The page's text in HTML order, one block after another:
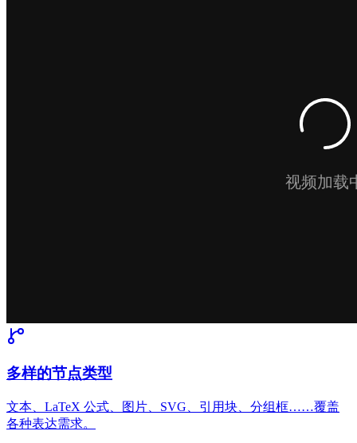
多样的节点类型
文本、LaTeX 公式、图片、SVG、引用块、分组框……覆盖
各种表达需求。